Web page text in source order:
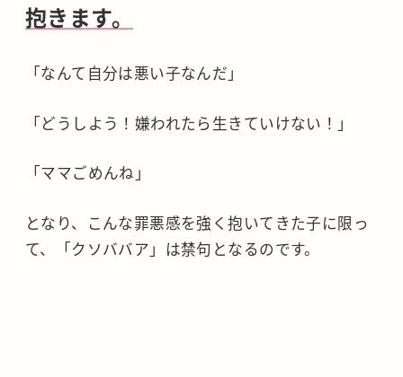
抱きます。
「なんて自分は悪い子なんだ」
「どうしよう！嫌われたら生きていけない！」
「ママごめんね」
となり、こんな罪悪感を強く抱いてきた子に限っ
て、「クソババア」は禁句となるのです。